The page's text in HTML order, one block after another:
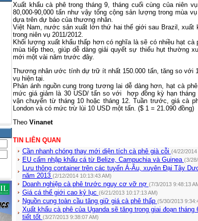
Xuất khẩu cà phê trong tháng9, tháng cuối cùng của niên
80,000-90,000 tấn như vậy tổng cộng sản lượng trong mùa vụ
dựa trên dự báo của thương nhân.
Việt Nam, nước sản xuất lớn thứ hai thế giới sau Brazil, xuất
trong niên vụ 2011/2012.
Khối lượng xuất khẩu thấp hơn có nghĩa là sẽ có nhiều hạt cà
mùa tiếp theo, giúp dễ dàng giải quyết sự thiếu hụt thường
mới một vài năm trước đây.
Thương nhân ước tính dự trữ ít nhất 150.000 tấn, tăng so với
vụ hiện tại
Phản ánh nguồn cung trong tương lai dễ dàng hơn, hạt cà phê
mức giá giảm là 30 USD/ tấn so với hợp đồng kỳ hạn tháng
vận chuyển từ tháng10 hoặc tháng 12 Tuần trước, giá cà
London và có mức trừ lùi 10 USD một tấn. ($ 1 = 21.090 đồng)
Theo Vinanet
TIN LIÊN QUAN
Cần nhanh chóng thay mới diện tích cà phê già cỗi (4/22/2014
EU cấm nhập khẩu cá từ Belize, Campuchia và Guinea (3/
Lưu thông container trên các tuyến Á-Âu, xuyên Đại Tây
năm 2013 (2/12/2014 10:13:43 AM)
Doanh nghiệp cà phê trước nguy cơ vỡ nợ (7/3/2013 9:48:13
Giá cá thế giới cao kỷ lục (6/21/2013 10:17:13 AM)
Nguồn cung toàn cầu tăng giữ giá cà phê thấp (5/30/2013
Xuất khẩu cà phê của Uganda sẽ tăng trong giai đoạn tháng
tiết tốt (3/27/2013 9:38:07 AM)